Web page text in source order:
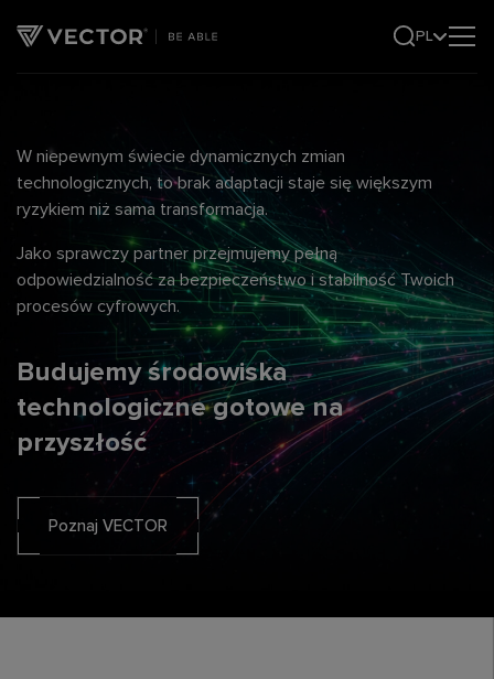
PL
W niepewnym świecie dynamicznych zmian
technologicznych, to brak adaptacji staje się większym
ryzykiem niż sama transformacja.
Jako sprawczy partner przejmujemy pełną
odpowiedzialnośćza bezpieczeństwo i stabilność Twoich
procesów cyfrowych.
Budujemy środowiska
technologicznegotowe na
przyszłość
Poznaj VECTOR